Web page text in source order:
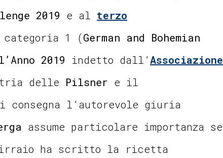
2019 e al terzo
categoria 1 (German and Bohemian
2019 indetto dall’Associazione
delle Pilsner e il
l’autorevole giuria
assume particolare importanza se
birraio ha scritto la ricetta